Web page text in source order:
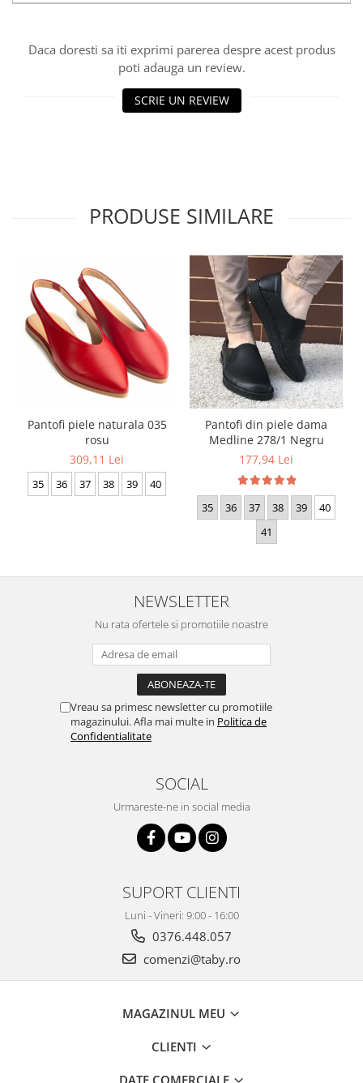
Daca doresti sa iti exprimi parerea despre acest produs
poti adauga un review.
SCRIE UN REVIEW
PRODUSE SIMILARE
Pantofi piele naturala 035
rosu
309,11 Lei
35 36 37 38 39 40
Pantofi din piele dama
Medline 278/1 Negru
177,94 Lei
35 36 37 38 39
40
41
NEWSLETTER
Nu rata ofertele si promotiile noastre
Vreau sa primesc newsletter cu promotiile
magazinului. Afla mai multe in Politica de
Confidentialitate
SOCIAL
Urmareste-ne in social media
SUPORT CLIENTI
Luni - Vineri: 9:00 - 16:00
0376.448.057
comenzi@taby.ro
MAGAZINUL MEU
CLIENTI